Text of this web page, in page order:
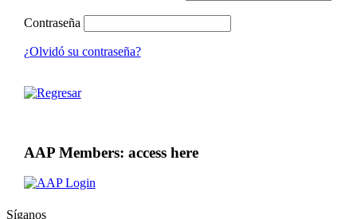
Contraseña
¿Olvidó su contraseña?
AAP Members: access here
Síganos